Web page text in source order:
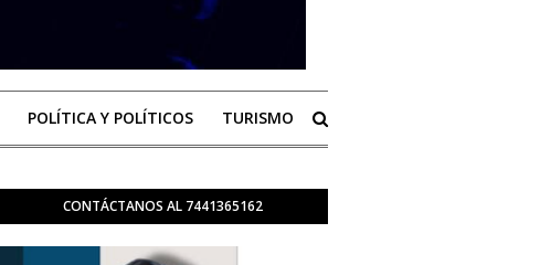
POLÍTICA Y POLÍTICOS TURISMO
CONTÁCTANOS AL 7441365162